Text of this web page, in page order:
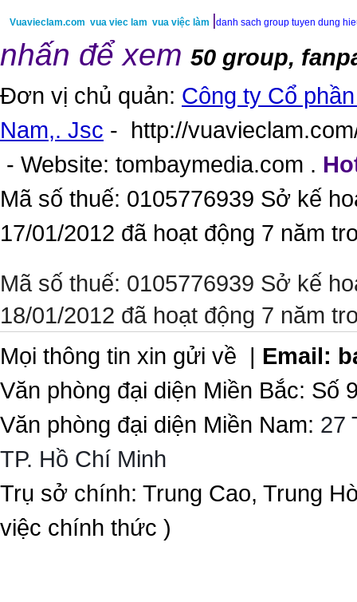
Vuavieclam.com vua viec lam vua việc làm |danh sach group tuyen dung
nhấn để xem 50 group,
Đơn vị chủ quản: Công ty Cổ
Nam,. Jsc - http://
- Website: tombaymedia.com .
Mã số thuế: 0105776939 Sở kế
17/01/2012 đã hoạt động 7 năm
Mã số thuế: 0105776939 Sở kế
18/01/2012 đã hoạt động 7 năm
Mọi thông tin xin gửi về | Email:
Văn phòng đại diện Miền Bắc:
Văn phòng đại diện Miền Nam: 27
TP. Hồ Chí Minh
Trụ sở chính: Trung Cao, Trung
việc chính thức )